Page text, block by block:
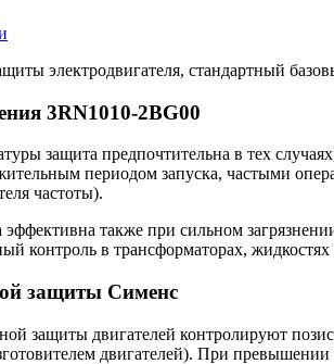
электродвигателя, стандартный
3RN1010-2BG00
защита предпочтительна в тех
периодом запуска, частыми
частоты).
эффективна также при сильном
контроль в трансформаторах,
защиты Сименс
защиты двигателей контролируют
двигателей). При